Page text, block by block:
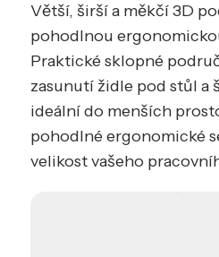
Větší, širší a měkčí 3D
pohodlnou
Praktické sklopné
zasunutí židle pod stůl a
ideální do menších
pohodlné ergonomické
velikost vašeho